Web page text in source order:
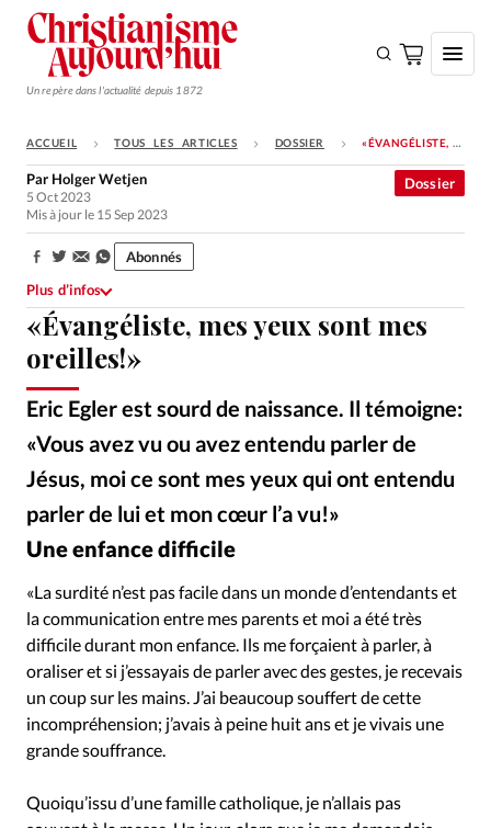
Un repère dans l'actualité depuis 1872
S'ABONNER
Monde
Opinions
Tous les articles
Faire un don
Emploi
Se connecter
Édition: Internationale
Tous les articles
Actualité chrétienne
Actualité internationale
Chronique
Culture
Dossier
Eglises Foi Génération réveil
Monde
Opinions
Publireportage
Relations Aujourd'hui
Société
Tour du monde des Eglises
Trait d'Ixène
Vécu
Vie Intérieure
ACCUEIL TOUS LES ARTICLES DOSSIER «ÉVANGÉLISTE, MES YEUX SONT MES OREILLES!»
«Évangéliste, mes yeux sont mes
oreilles!»
Eric Egler est sourd de naissance. Il témoigne:
«Vous avez vu ou avez entendu parler de
Jésus, moi ce sont mes yeux qui ont entendu
parler de lui et mon cœur l’a vu!»
Dossier
Par Holger Wetjen
5 Oct 2023
Mis à jour le 15 Sep 2023
Partager:
Abonnés
Plus d’infos
Une enfance difficile
«La surdité n’est pas facile dans un monde d’entendants et
la communication entre mes parents et moi a été très
difficile durant mon enfance. Ils me forçaient à parler, à
oraliser et si j’essayais de parler avec des gestes, je recevais
un coup sur les mains. J’ai beaucoup souffert de cette
incompréhension; j’avais à peine huit ans et je vivais une
grande souffrance.
Quoiqu’issu d’une famille catholique, je n’allais pas